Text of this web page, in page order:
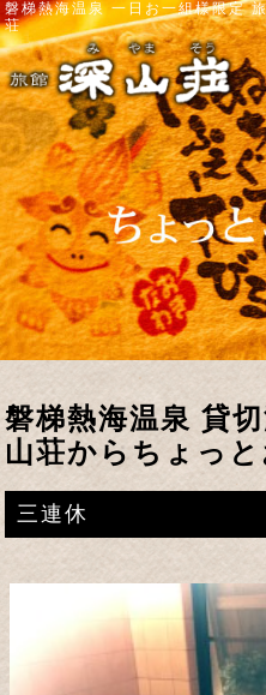
磐梯熱海温泉 一日お一組様限定
荘
磐梯熱海温泉 貸
山荘からちょっ
三連休